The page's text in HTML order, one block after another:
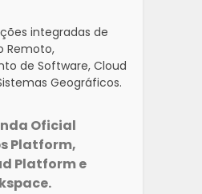
integradas de
Remoto,
de Software, Cloud
Geográficos.
Oficial
Platform,
Platform e